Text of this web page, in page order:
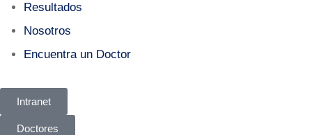
Resultados
Nosotros
Encuentra un Doctor
Intranet
Doctores